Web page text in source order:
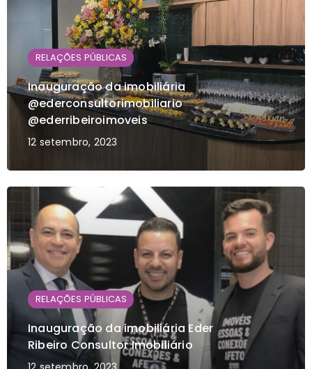
RELAÇÕES PÚBLICAS
Inauguração da imobiliária
@ederconsultorimobiliario
@ederribeiroimoveis
12 setembro, 2023
RELAÇÕES PÚBLICAS
Inauguração da imobiliária Eder
Ribeiro Consultor Imobiliário